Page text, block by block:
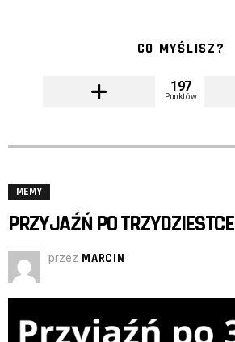
CO MYŚLISZ?
197
Punktów
MEMY
PRZYJAŹŃ PO TRZYDZIESTCE
przez MARCIN